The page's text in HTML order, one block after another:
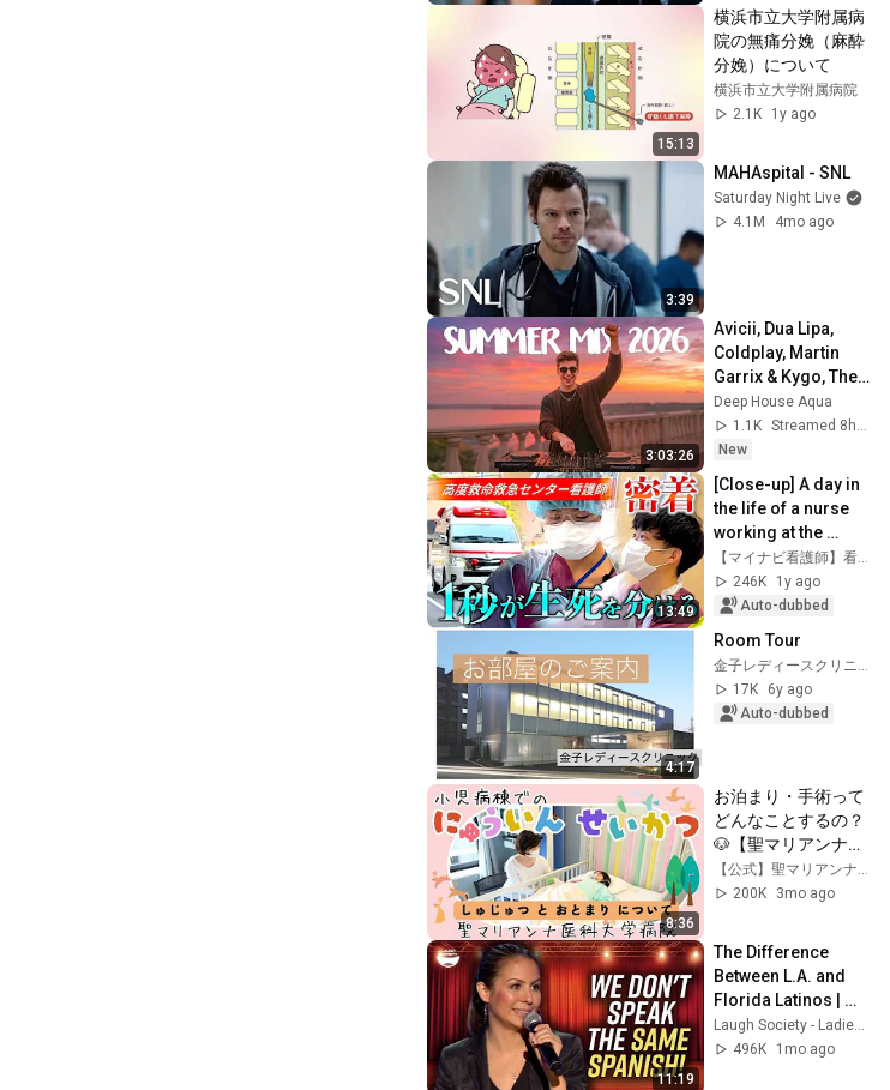
15:13
横浜市立大学附属病
院の無痛分娩（麻酔
分娩）について
横浜市立大学附属病院
2.1K
1y ago
3:39
MAHAspital - SNL
Saturday Night Live
4.1M
4mo ago
3:03:26
Avicii, Dua Lipa,
Coldplay, Martin
Garrix & Kygo, The
Chainsmokers
Style - SUMMER
DEEP HOUSE Mix
Deep House Aqua
1.1K
Streamed 8h ago
New
13:49
[Close-up] A day in
the life of a nurse
working at the
Advanced
Emergency and
Critical Care
【マイナビ看護師】看護師の密着リアルチャンネル
246K
1y ago
Auto-dubbed
4:17
Room Tour
金子レディースクリニック
17K
6y ago
Auto-dubbed
8:36
お泊まり・手術って
どんなことするの？
🐶【聖マリアンナ医
科大学病院/こども
向けプレパレーショ
200K
3mo ago
11:19
The Difference
Between L.A. and
Florida Latinos |
Anjelah Johnson
496K
1mo ago